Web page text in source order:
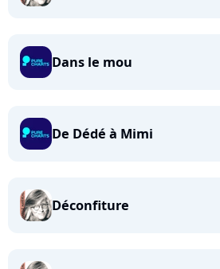
Dans le mou
De Dédé à Mimi
Déconfiture